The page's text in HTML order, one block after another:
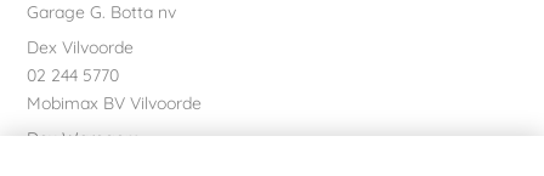
Garage G. Botta nv
Dex Vilvoorde
02 244 5770
Mobimax BV Vilvoorde
Dex Waregem